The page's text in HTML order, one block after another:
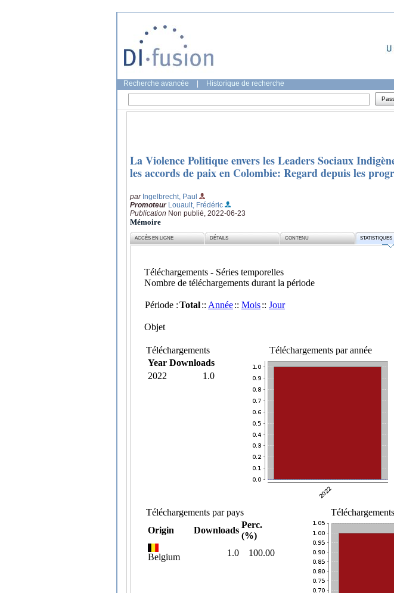
Recherche avancée Historique de recherche
La Violence Politique envers les Leaders Sociaux
les accords de paix en Colombie: Regard depuis les
par Ingelbrecht, Paul
Promoteur Louault, Frédéric
Publication Non publié, 2022-06-23
Mémoire
ACCÈS EN LIGNE DÉTAILS CONTENU STATISTIQUES